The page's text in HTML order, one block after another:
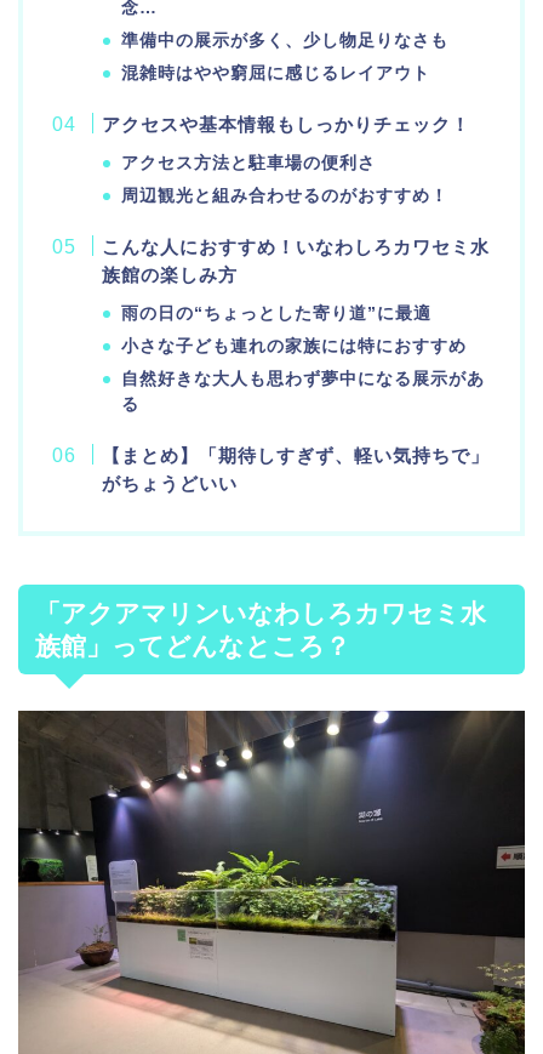
念…
準備中の展示が多く、少し物足りなさも
混雑時はやや窮屈に感じるレイアウト
アクセスや基本情報もしっかりチェック！
アクセス方法と駐車場の便利さ
周辺観光と組み合わせるのがおすすめ！
こんな人におすすめ！いなわしろカワセミ水
族館の楽しみ方
雨の日の“ちょっとした寄り道”に最適
小さな子ども連れの家族には特におすすめ
自然好きな大人も思わず夢中になる展示があ
る
【まとめ】「期待しすぎず、軽い気持ちで」
がちょうどいい
「アクアマリンいなわしろカワセミ水
族館」ってどんなところ？